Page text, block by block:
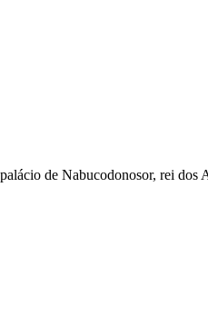
de Nabucodonosor, rei dos